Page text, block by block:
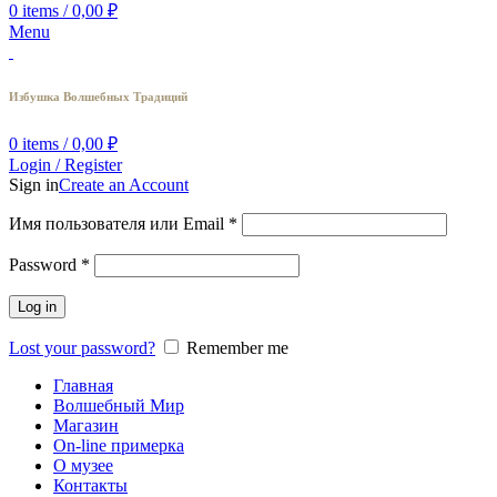
0 items / 0,00 ₽
Menu
Избушка Волшебных Традиций
0 items / 0,00 ₽
Login / Register
Sign inCreate an Account
Имя пользователя или Email *
Password *
Log in
Lost your password?
Remember me
Главная
Волшебный Мир
Магазин
On-line примерка
О музее
Контакты